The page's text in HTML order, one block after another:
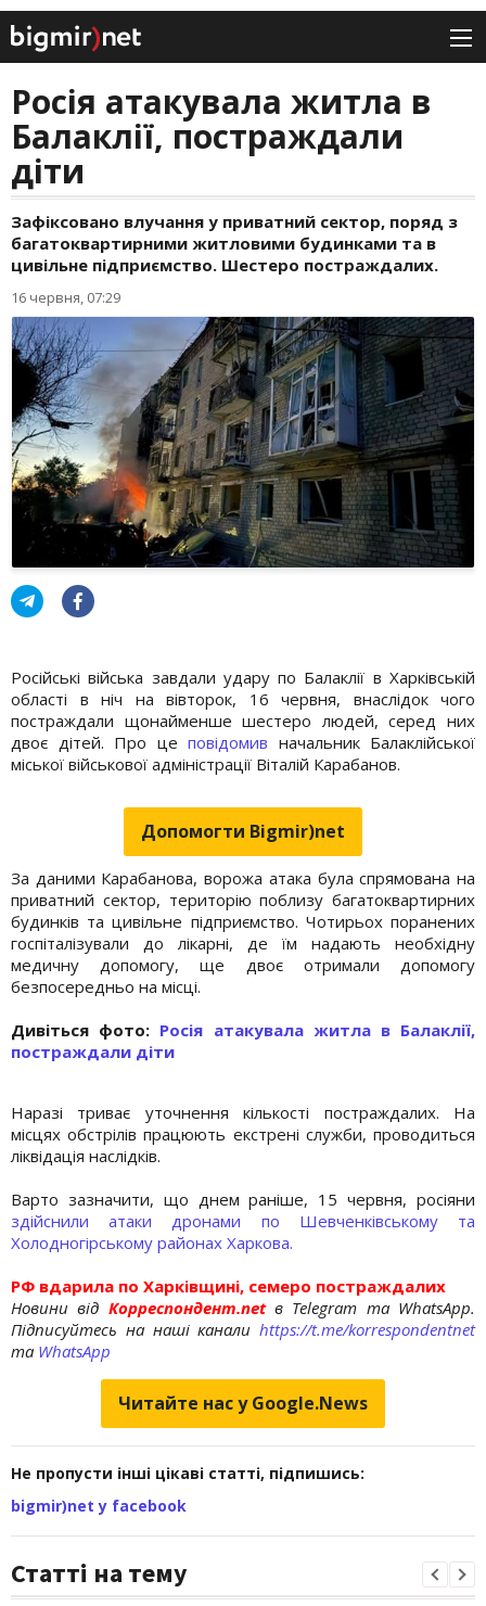
Росія атакувала житла в
Балаклії, постраждали
діти
Зафіксовано влучання у приватний сектор, поряд з
багатоквартирними житловими будинками та в
цивільне підприємство. Шестеро постраждалих.
16 червня, 07:29
Російські війська завдали удару по Балаклії в Харківській
області в ніч на вівторок, 16 червня, внаслідок чого
постраждали щонайменше шестеро людей, серед них
двоє дітей. Про це повідомив начальник Балаклійської
міської військової адміністрації Віталій Карабанов.
Допомогти Bigmir)net
За даними Карабанова, ворожа атака була спрямована на
приватний сектор, територію поблизу багатоквартирних
будинків та цивільне підприємство. Чотирьох поранених
госпіталізували до лікарні, де їм надають необхідну
медичну допомогу, ще двоє отримали допомогу
безпосередньо на місці.
Дивіться фото: Росія атакувала житла в Балаклії,
постраждали діти
Наразі триває уточнення кількості постраждалих. На
місцях обстрілів працюють екстрені служби, проводиться
ліквідація наслідків.
Варто зазначити, що днем раніше, 15 червня, росіяни
здійснили атаки дронами по Шевченківському та
Холодногірському районах Харкова.
РФ вдарила по Харківщині, семеро постраждалих
Новини від Корреспондент.netв Telegram та WhatsApp.
Підписуйтесь на наші канали https://t.me/korrespondentnet
та WhatsApp
Читайте нас у Google.News
Не пропусти інші цікаві статті, підпишись:
bigmir)net у facebook
Статті на тему